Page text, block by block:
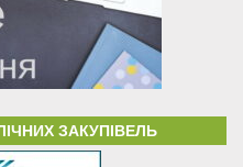
ЗАКУПІВЕЛЬ